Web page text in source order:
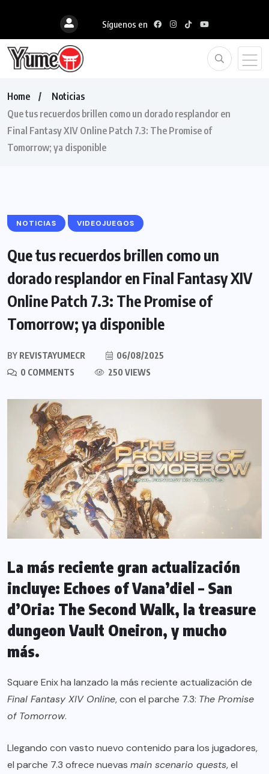
Síguenos en
Home
Noticias
Que tus recuerdos brillen como un dorado resplandor en
Final Fantasy XIV Online Patch 7.3: The Promise of
Tomorrow; ya disponible
NOTICIAS VIDEOJUEGOS
Que tus recuerdos brillen como un
dorado resplandor en Final Fantasy XIV
Online Patch 7.3: The Promise of
Tomorrow; ya disponible
BY REVISTAYUMECR
06/08/2025
0 COMMENTS
250 VIEWS
La más reciente gran actualización
incluye: Echoes of Vana’diel – San
d’Oria: The Second Walk, la treasure
dungeon Vault Oneiron, y mucho
más.
Square Enix ha lanzado la más reciente actualización de
Final Fantasy XIV Online, con el parche 7.3: The Promise
of Tomorrow.
Llegando con vasto nuevo contenido para los jugadores,
el parche 7.3 ofrece nuevas main scenario quests, el